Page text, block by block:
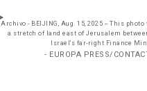
Archivo - BEIJING, Aug. 15, 2025 -- This photo taken on Aug. 14, 2025 shows a view of the E1 area,
a stretch of land east of Jerusalem
Israel's far-right Finance
- EUROPA PRESS/